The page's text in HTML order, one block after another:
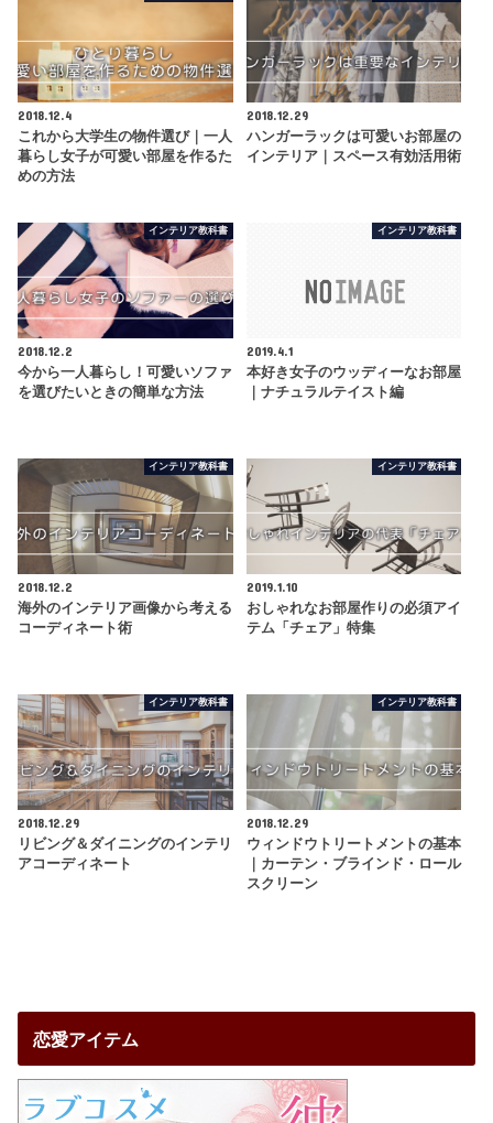
2018.12.4
これから大学生の物件選び｜一人
暮らし女子が可愛い部屋を作るた
めの方法
2018.12.29
ハンガーラックは可愛いお部屋の
インテリア｜スペース有効活用術
インテリア教科書
2018.12.2
今から一人暮らし！可愛いソファ
を選びたいときの簡単な方法
インテリア教科書
2019.4.1
本好き女子のウッディーなお部屋
｜ナチュラルテイスト編
インテリア教科書
2018.12.2
海外のインテリア画像から考える
コーディネート術
インテリア教科書
2019.1.10
おしゃれなお部屋作りの必須アイ
テム「チェア」特集
インテリア教科書
2018.12.29
リビング＆ダイニングのインテリ
アコーディネート
インテリア教科書
2018.12.29
ウィンドウトリートメントの基本
｜カーテン・ブラインド・ロール
スクリーン
恋愛アイテム